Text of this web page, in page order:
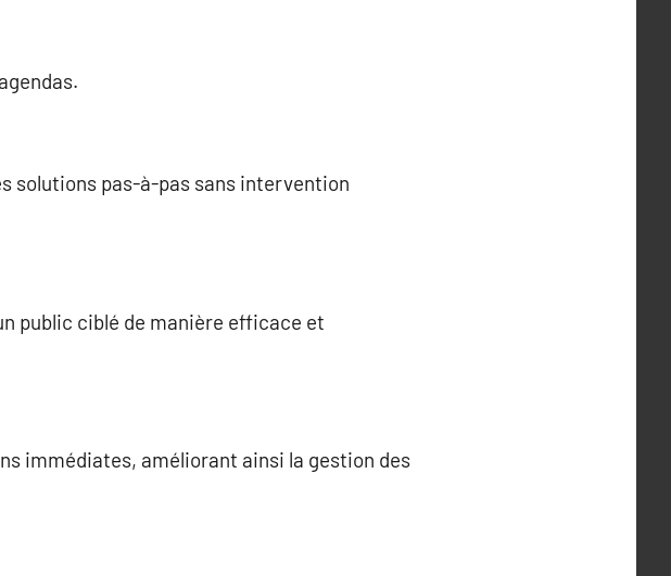
solutions pas-à-pas sans intervention
public ciblé de manière efficace et
immédiates, améliorant ainsi la gestion des